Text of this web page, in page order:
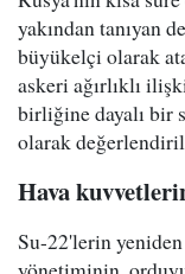
yakından tanıyan
büyükelçi olarak
askeri ağırlıklı
birliğine dayalı bir
olarak
Hava
Su-22'lerin yeniden